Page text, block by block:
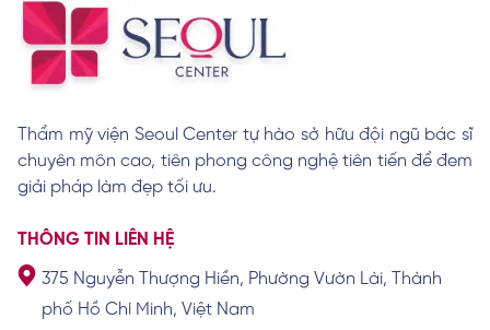
Sau khi triệt lông nách có được nhổ
không? Lưu ý cần biết
Xem chi tiết
Tại sao lông tay màu trắng xuất hiện? Có
ý nghĩa gì?
Lông mọc ở tai điềm báo tốt hay xấu? Về
vận mệnh và tiền tài
Thẩm mỹ viện Seoul Center tự hào sở hữu đội ngũ bác sĩ
chuyên môn cao, tiên phong công nghệ tiên tiến để đem
giải pháp làm đẹp tối ưu.
THÔNG TIN LIÊN HỆ
375 Nguyễn Thượng Hiền, Phường Vườn Lài, Thành
phố Hồ Chí Minh, Việt Nam